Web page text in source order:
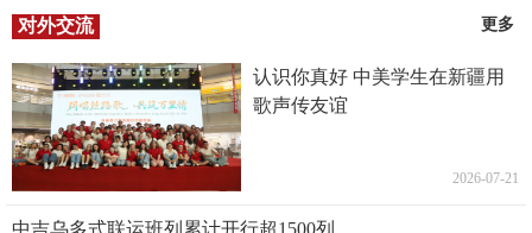
对外交流 更多
认识你真好 中美学生在新疆用
歌声传友谊
2026-07-21
中吉乌多式联运班列累计开行超1500列